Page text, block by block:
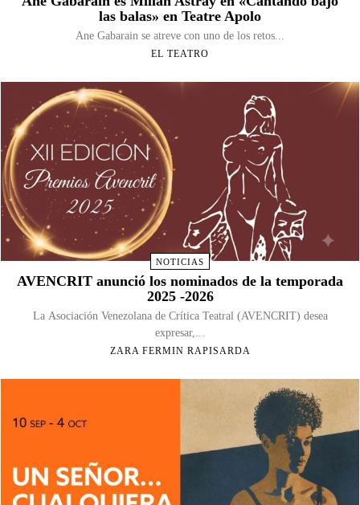
las balas» en Teatre Apolo
Ane Gabarain se atreve con uno de los retos...
EL TEATRO
NOTICIAS
AVENCRIT anunció los nominados de la temporada
2025 -2026
La Asociación Venezolana de Crítica Teatral (AVENCRIT) desea
expresar,...
ZARA FERMIN RAPISARDA